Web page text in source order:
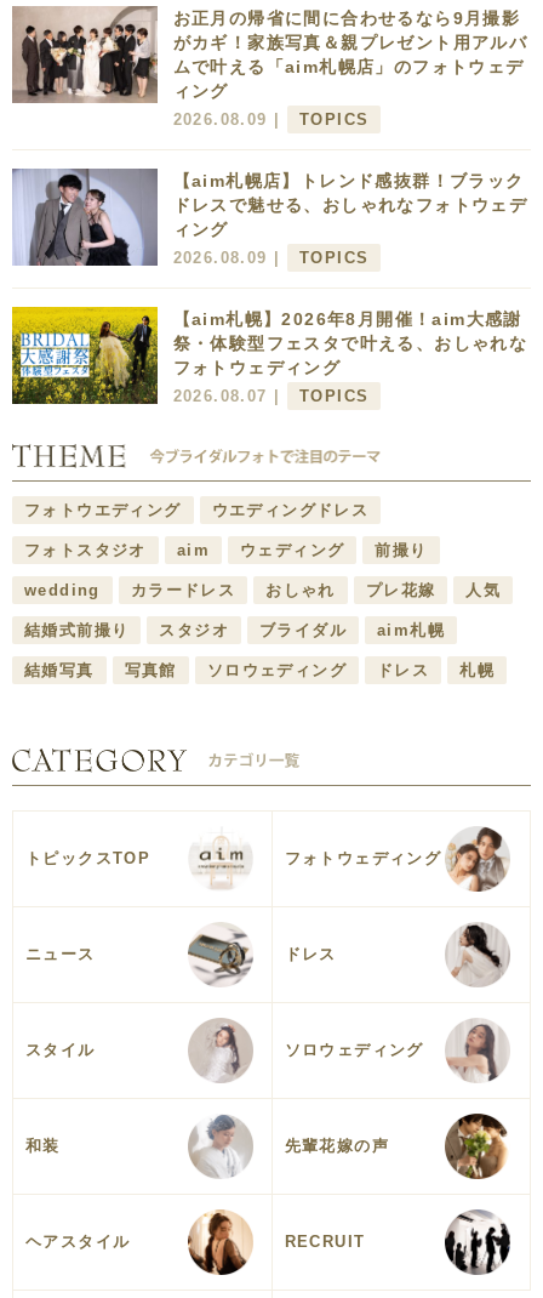
お正月の帰省に間に合わせるなら9月撮影
がカギ！家族写真＆親プレゼント用アルバ
ムで叶える「aim札幌店」のフォトウェデ
ィング
2026.08.09 | TOPICS
【aim札幌店】トレンド感抜群！ブラック
ドレスで魅せる、おしゃれなフォトウェデ
ィング
2026.08.09 | TOPICS
【aim札幌】2026年8月開催！aim大感謝
祭・体験型フェスタで叶える、おしゃれな
フォトウェディング
2026.08.07 | TOPICS
フォトウエディング ウエディングドレス
フォトスタジオ aim ウェディング 前撮り
wedding カラードレス おしゃれ プレ花嫁 人気
結婚式前撮り スタジオ ブライダル aim札幌
結婚写真 写真館 ソロウェディング ドレス 札幌
トピックスTOP フォトウェディング
ニュース ドレス
スタイル ソロウェディング
和装 先輩花嫁の声
ヘアスタイル RECRUIT